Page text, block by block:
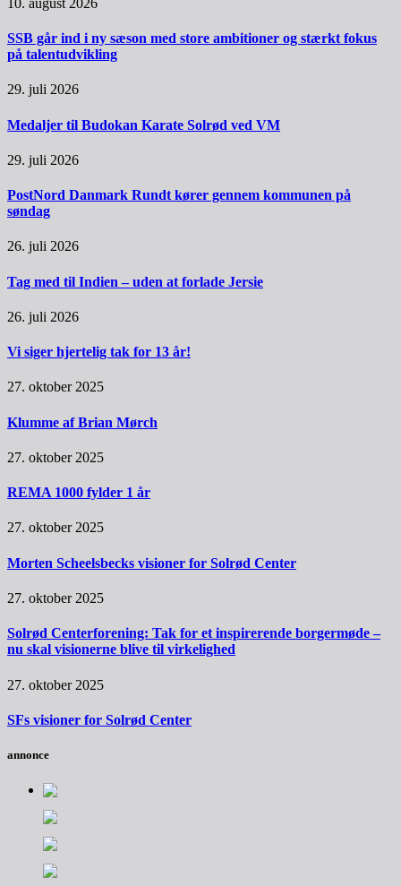
SSB går ind i ny sæson med store ambitioner og stærkt fokus
på talentudvikling
29. juli 2026
Medaljer til Budokan Karate Solrød ved VM
29. juli 2026
PostNord Danmark Rundt kører gennem kommunen på
søndag
26. juli 2026
Tag med til Indien – uden at forlade Jersie
26. juli 2026
Vi siger hjertelig tak for 13 år!
27. oktober 2025
Klumme af Brian Mørch
27. oktober 2025
REMA 1000 fylder 1 år
27. oktober 2025
Morten Scheelsbecks visioner for Solrød Center
27. oktober 2025
Solrød Centerforening: Tak for et inspirerende borgermøde –
nu skal visionerne blive til virkelighed
27. oktober 2025
SFs visioner for Solrød Center
annonce